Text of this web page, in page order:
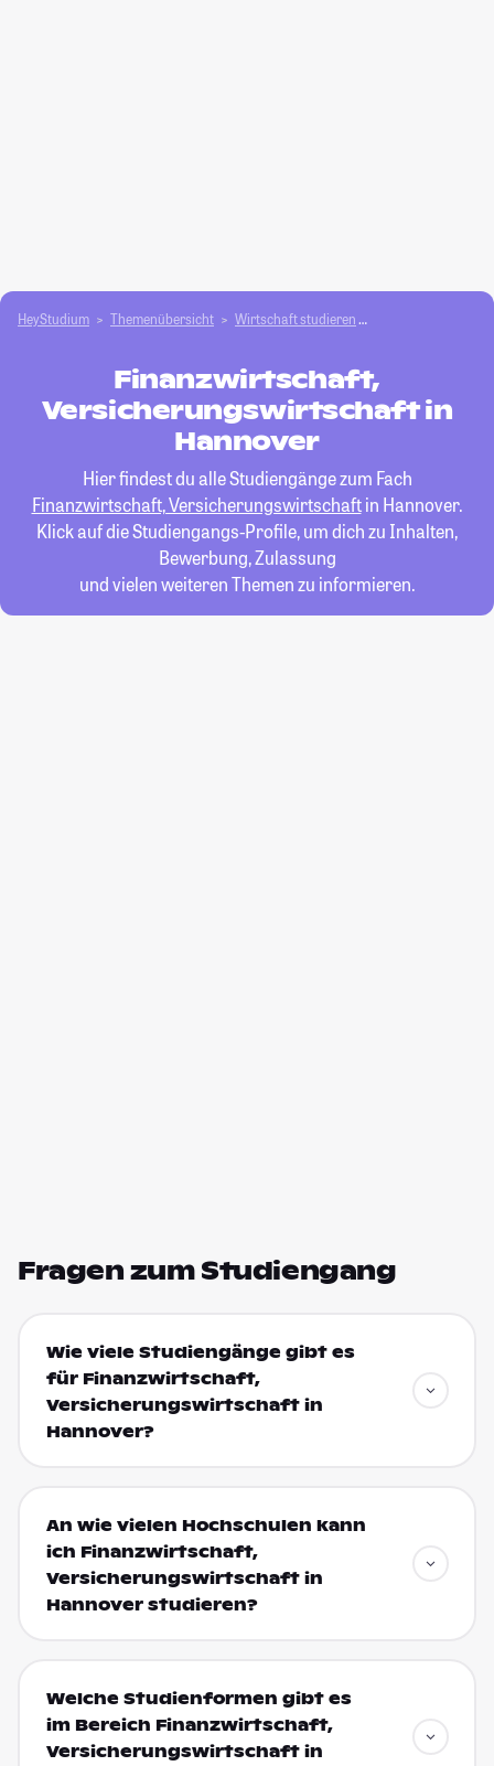
HeyStudium Themenübersicht Wirtschaft studieren
Finanzwirtschaft,
Versicherungswirtschaft in
Hannover
Hier findest du alle Studiengänge zum Fach
Finanzwirtschaft, Versicherungswirtschaftin Hannover.
Klick auf die Studiengangs-Profile, um dich zu Inhalten,
Bewerbung, Zulassung
und vielen weiteren Themen zu informieren.
Fragen zum Studiengang
Wie viele Studiengänge gibt es
für Finanzwirtschaft,
Versicherungswirtschaft in
Hannover?
An wie vielen Hochschulen kann
ich Finanzwirtschaft,
Versicherungswirtschaft in
Hannover studieren?
Welche Studienformen gibt es
im Bereich Finanzwirtschaft,
Versicherungswirtschaft in